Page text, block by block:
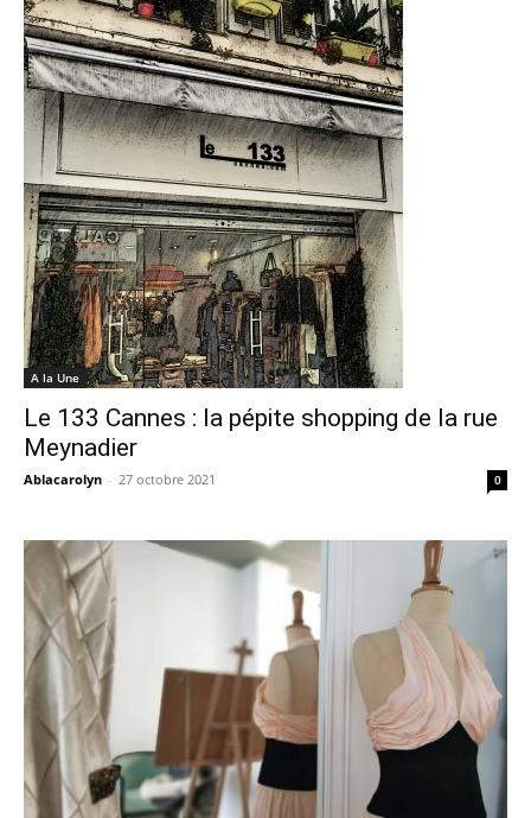
A la Une
Le 133 Cannes : la pépite shopping de la rue
Meynadier
Ablacarolyn - 27 octobre 2021 0